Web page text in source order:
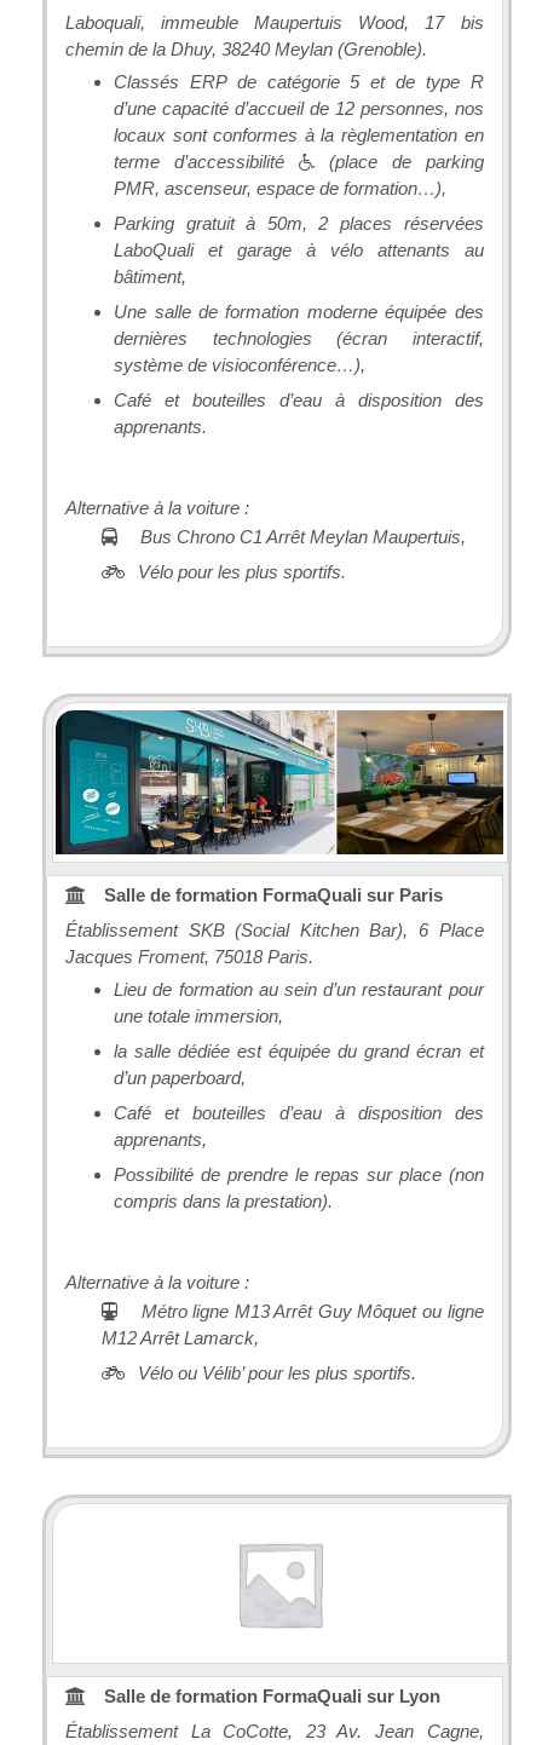
Laboquali, immeuble Maupertuis Wood, 17 bis
chemin de la Dhuy, 38240 Meylan (Grenoble).
Classés ERP de catégorie 5 et de type R
d’une capacité d’accueil de 12 personnes, nos
locaux sont conformes à la règlementation en
terme d’accessibilité
(place de parking
PMR, ascenseur, espace de formation…),
Parking gratuit à 50m, 2 places réservées
LaboQuali et garage à vélo attenants au
bâtiment,
Une salle de formation moderne équipée des
dernières technologies (écran interactif,
système de visioconférence…),
Café et bouteilles d’eau à disposition des
apprenants.
Alternative à la voiture :
Bus Chrono C1 Arrêt Meylan Maupertuis,
Vélo pour les plus sportifs.
Salle de formation FormaQuali sur Paris
Établissement SKB (Social Kitchen Bar), 6 Place
Jacques Froment, 75018 Paris.
Lieu de formation au sein d’un restaurant pour
une totale immersion,
la salle dédiée est équipée du grand écran et
d’un paperboard,
Café et bouteilles d’eau à disposition des
apprenants,
Possibilité de prendre le repas sur place (non
compris dans la prestation).
Alternative à la voiture :
Métro ligne M13 Arrêt Guy Môquet ou ligne
M12 Arrêt Lamarck,
Vélo ou Vélib’ pour les plus sportifs.
Salle de formation FormaQuali sur Lyon
Établissement La CoCotte, 23 Av. Jean Cagne,